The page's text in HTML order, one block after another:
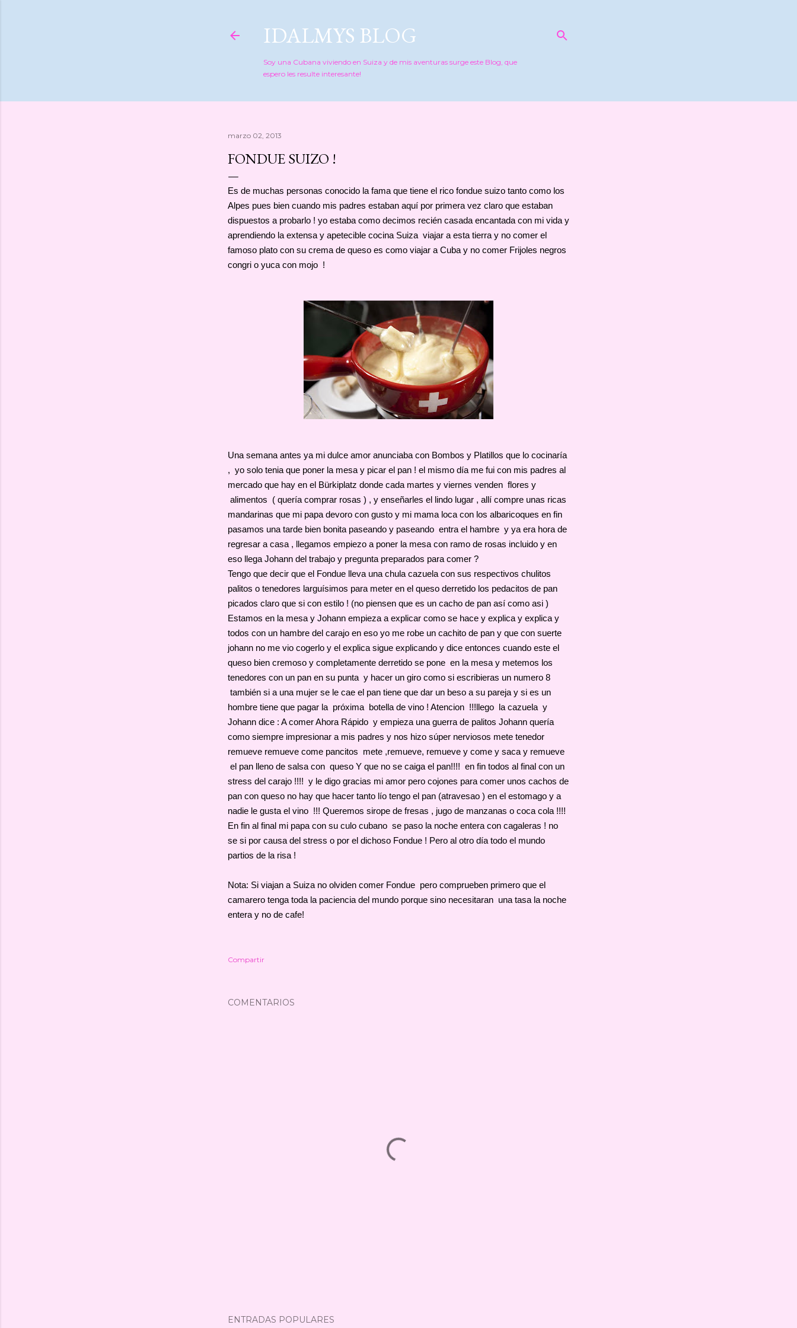
IDALMYS BLOG
Soy una Cubana viviendo en Suiza y de mis aventuras surge este Blog, que
espero les resulte interesante!
marzo 02, 2013
FONDUE SUIZO !
Es de muchas personas conocido la fama que tiene el rico fondue suizo tanto como los
Alpes pues bien cuando mis padres estaban aquí por primera vez claro que estaban
dispuestos a probarlo ! yo estaba como decimos recién casada encantada con mi vida y
aprendiendo la extensa y apetecible cocina Suiza viajar a esta tierra y no comer el
famoso plato con su crema de queso es como viajar a Cuba y no comer Frijoles negros
congri o yuca con mojo !
Una semana antes ya mi dulce amor anunciaba con Bombos y Platillos que lo cocinaría
, yo solo tenia que poner la mesa y picar el pan ! el mismo día me fui con mis padres al
mercado que hay en el Bürkiplatz donde cada martes y viernes venden flores y
alimentos ( quería comprar rosas ) , y enseñarles el lindo lugar , allí compre unas ricas
mandarinas que mi papa devoro con gusto y mi mama loca con los albaricoques en fin
pasamos una tarde bien bonita paseando y paseando entra el hambre y ya era hora de
regresar a casa , llegamos empiezo a poner la mesa con ramo de rosas incluido y en
eso llega Johann del trabajo y pregunta preparados para comer ?
Tengo que decir que el Fondue lleva una chula cazuela con sus respectivos chulitos
palitos o tenedores larguísimos para meter en el queso derretido los pedacitos de pan
picados claro que si con estilo ! (no piensen que es un cacho de pan así como asi )
Estamos en la mesa y Johann empieza a explicar como se hace y explica y explica y
todos con un hambre del carajo en eso yo me robe un cachito de pan y que con suerte
johann no me vio cogerlo y el explica sigue explicando y dice entonces cuando este el
queso bien cremoso y completamente derretido se pone en la mesa y metemos los
tenedores con un pan en su punta y hacer un giro como si escribieras un numero 8
también si a una mujer se le cae el pan tiene que dar un beso a su pareja y si es un
hombre tiene que pagar la próxima botella de vino ! Atencion !!!llego la cazuela y
Johann dice : A comer Ahora Rápido y empieza una guerra de palitos Johann quería
como siempre impresionar a mis padres y nos hizo súper nerviosos mete tenedor
remueve remueve come pancitos mete ,remueve, remueve y come y saca y remueve
el pan lleno de salsa con queso Y que no se caiga el pan!!!! en fin todos al final con un
stress del carajo !!!! y le digo gracias mi amor pero cojones para comer unos cachos de
pan con queso no hay que hacer tanto lío tengo el pan (atravesao ) en el estomago y a
nadie le gusta el vino !!! Queremos sirope de fresas , jugo de manzanas o coca cola !!!!
En fin al final mi papa con su culo cubano se paso la noche entera con cagaleras ! no
se si por causa del stress o por el dichoso Fondue ! Pero al otro día todo el mundo
partios de la risa !
Nota: Si viajan a Suiza no olviden comer Fondue pero comprueben primero que el
camarero tenga toda la paciencia del mundo porque sino necesitaran una tasa la noche
entera y no de cafe!
Compartir
COMENTARIOS
ENTRADAS POPULARES